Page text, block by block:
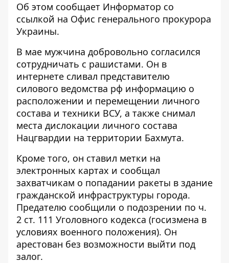
Об этом сообщает Информатор со
ссылкой на Офис генерального прокурора
Украины.
В мае мужчина добровольно согласился
сотрудничать с рашистами. Он в
интернете сливал представителю
силового ведомства рф информацию о
расположении и перемещении личного
состава и техники ВСУ, а также снимал
места дислокации личного состава
Нацгвардии на территории Бахмута.
Кроме того, он ставил метки на
электронных картах и ​​сообщал
захватчикам о попадании ракеты в здание
гражданской инфраструктуры города.
Предателю сообщили о подозрении по ч.
2 ст. 111 Уголовного кодекса (госизмена в
условиях военного положения). Он
арестован без возможности выйти под
залог.